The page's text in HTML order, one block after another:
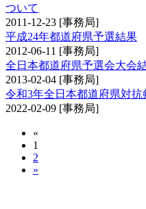
ついて
2011-12-23 [事務局]
平成24年都道府県予選結果
2012-06-11 [事務局]
全日本都道府県予選会大会
2013-02-04 [事務局]
令和3年全日本都道府県対
2022-02-09 [事務局]
«
1
2
»